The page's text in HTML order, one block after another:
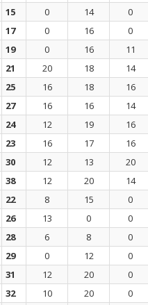
15 0 14 0
17 0 16 0
19 0 16 11
21 20 18 14
25 16 18 16
27 16 16 14
24 12 19 16
23 16 17 16
30 12 13 20
38 12 20 14
22 8 15 0
26 13 0 0
28 6 8 0
29 0 12 0
31 12 20 0
32 10 20 0